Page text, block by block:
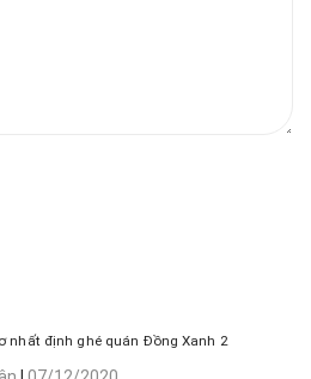
nhất định ghé quán Đồng Xanh 2